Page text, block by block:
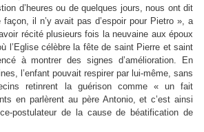
d’heures ou de quelques jours, nous ont dit
il n’y avait pas d’espoir pour Pietro », a
récité plusieurs fois la neuvaine aux époux
l’Eglise célèbre la fête de saint Pierre et saint
à montrer des signes d’amélioration. En
l’enfant pouvait respirer par lui-même, sans
retinrent la guérison comme « un fait
en parlèrent au père Antonio, et c’est ainsi
postulateur de la cause de béatification de